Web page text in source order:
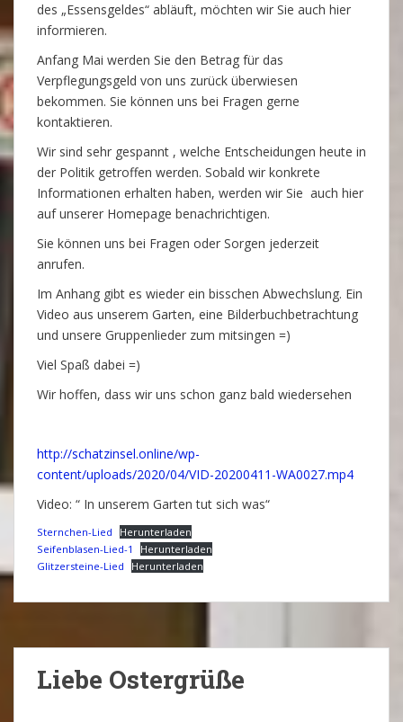
des „Essensgeldes“ abläuft, möchten wir Sie auch hier
informieren.
Anfang Mai werden Sie den Betrag für das
Verpflegungsgeld von uns zurück überwiesen
bekommen. Sie können uns bei Fragen gerne
kontaktieren.
Wir sind sehr gespannt , welche Entscheidungen heute in
der Politik getroffen werden. Sobald wir konkrete
Informationen erhalten haben, werden wir Sie auch hier
auf unserer Homepage benachrichtigen.
Sie können uns bei Fragen oder Sorgen jederzeit
anrufen.
Im Anhang gibt es wieder ein bisschen Abwechslung. Ein
Video aus unserem Garten, eine Bilderbuchbetrachtung
und unsere Gruppenlieder zum mitsingen =)
Viel Spaß dabei =)
Wir hoffen, dass wir uns schon ganz bald wiedersehen
http://schatzinsel.online/wp-
content/uploads/2020/04/VID-20200411-WA0027.mp4
Video: “ In unserem Garten tut sich was“
Sternchen-Lied
Herunterladen
Seifenblasen-Lied-1
Herunterladen
Glitzersteine-Lied
Herunterladen
Liebe Ostergrüße